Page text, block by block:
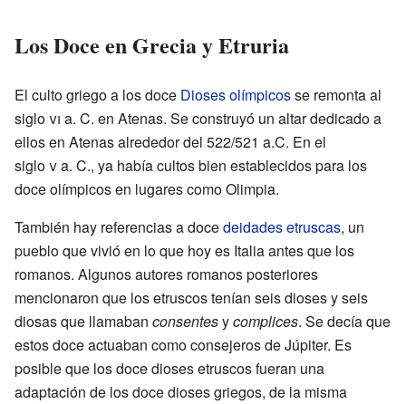
Los Doce en Grecia y Etruria
El culto griego a los doce Dioses olímpicosse remonta al
siglovi a. C. en Atenas. Se construyó un altar dedicado a
ellos en Atenas alrededor del 522/521 a.C. En el
siglova. C., ya había cultos bien establecidos para los
doce olímpicos en lugares como Olimpia.
También hay referencias a docedeidades etruscas, un
pueblo que vivió en lo que hoy es Italia antes que los
romanos. Algunos autores romanos posteriores
mencionaron que los etruscos tenían seis dioses y seis
diosas que llamaban consentesycomplices. Se decía que
estos doce actuaban como consejeros de Júpiter. Es
posible que los doce dioses etruscos fueran una
adaptación de los doce dioses griegos, de la misma